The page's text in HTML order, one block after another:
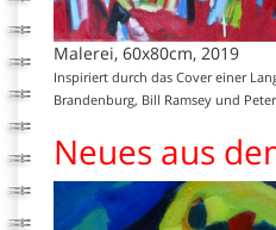
Malerei, 60x80cm, 2019
Inspiriert durch das Cover einer
Brandenburg, Bill Ramsey und
Neues aus